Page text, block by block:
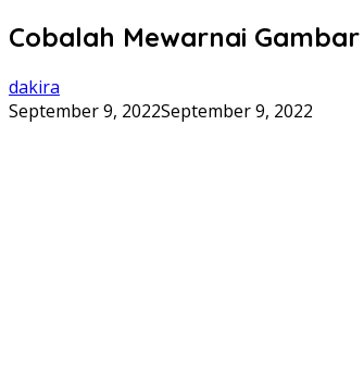
Cobalah Mewarnai
dakira
September 9, 2022September 9, 2022